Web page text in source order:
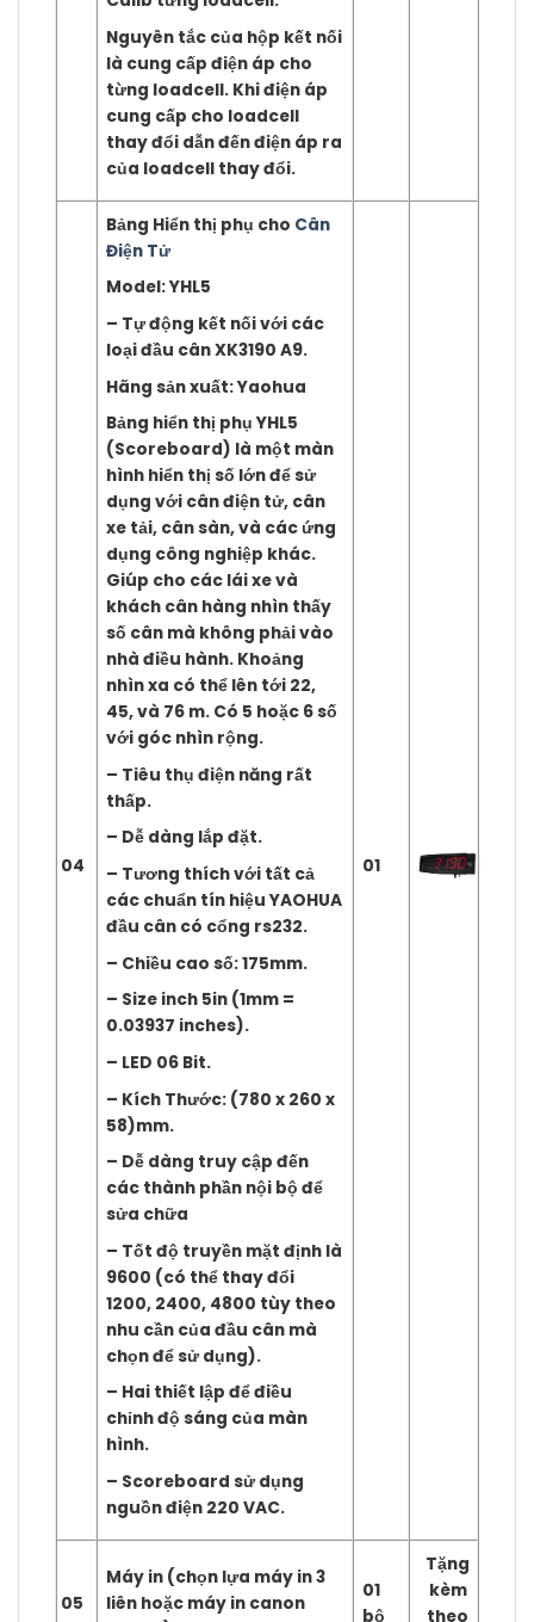
Nguyên tắc của hộp kết nối
là cung cấp điện áp cho
từng loadcell. Khi điện áp
cung cấp cho loadcell
thay đổi dẫn đến điện áp ra
của loadcell thay đổi.
04
Bảng Hiển thị phụ cho Cân
Điện Tử
Model: YHL5
– Tự động kết nối với các
loại đầu cân XK3190 A9.
Hãng sản xuất: Yaohua
Bảng hiển thị phụ YHL5
(Scoreboard) là một màn
hình hiển thị số lớn để sử
dụng với cân điện tử, cân
xe tải, cân sàn, và các ứng
dụng công nghiệp khác.
Giúp cho các lái xe và
khách cân hàng nhìn thấy
số cân mà không phải vào
nhà điều hành. Khoảng
nhìn xa có thể lên tới 22,
45, và 76 m. Có 5 hoặc 6 số
với góc nhìn rộng.
– Tiêu thụ điện năng rất
thấp.
– Dễ dàng lắp đặt.
– Tương thích với tất cả
các chuẩn tín hiệu YAOHUA
đầu cân có cổng rs232.
– Chiều cao số: 175mm.
– Size inch 5in (1mm =
0.03937 inches).
– LED 06 Bit.
– Kích Thước: (780 x 260 x
58)mm.
– Dễ dàng truy cập đến
các thành phần nội bộ để
sửa chữa
– Tốt độ truyền mặt định là
9600 (có thể thay đổi
1200, 2400, 4800 tùy theo
nhu cần của đầu cân mà
chọn để sử dụng).
– Hai thiết lập để điều
chỉnh độ sáng của màn
hình.
– Scoreboard sử dụng
nguồn điện 220 VAC.
01
05
Máy in (chọn lựa máy in 3
liên hoặc máy in canon
01
bộ
Tặng
kèm
theo